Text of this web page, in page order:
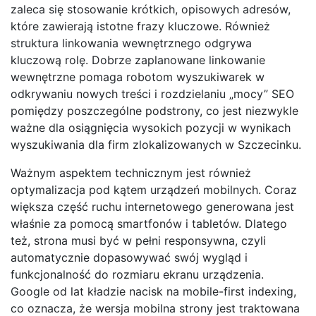
zaleca się stosowanie krótkich, opisowych adresów,
które zawierają istotne frazy kluczowe. Również
struktura linkowania wewnętrznego odgrywa
kluczową rolę. Dobrze zaplanowane linkowanie
wewnętrzne pomaga robotom wyszukiwarek w
odkrywaniu nowych treści i rozdzielaniu „mocy” SEO
pomiędzy poszczególne podstrony, co jest niezwykle
ważne dla osiągnięcia wysokich pozycji w wynikach
wyszukiwania dla firm zlokalizowanych w Szczecinku.
Ważnym aspektem technicznym jest również
optymalizacja pod kątem urządzeń mobilnych. Coraz
większa część ruchu internetowego generowana jest
właśnie za pomocą smartfonów i tabletów. Dlatego
też, strona musi być w pełni responsywna, czyli
automatycznie dopasowywać swój wygląd i
funkcjonalność do rozmiaru ekranu urządzenia.
Google od lat kładzie nacisk na mobile-first indexing,
co oznacza, że wersja mobilna strony jest traktowana